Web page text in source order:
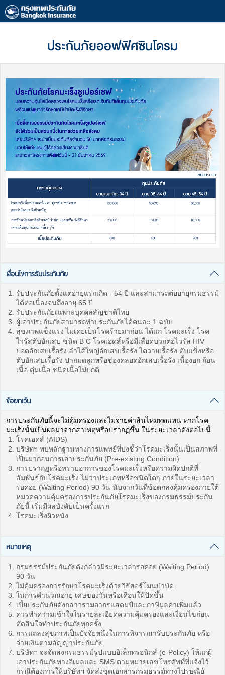
ประกันภัยออฟฟิศซินโดรม
เงื่อนไขการรับประกันภัย
รับประกันภัยตั้งแต่อายุแรกเกิด - 54 ปี และสามารถต่ออายุกรมธรรม์
ได้ต่อเนื่องจนถึงอายุ 65 ปี
รับประกันภัยเฉพาะบุคคลสัญชาติไทย
ผู้เอาประกันภัยสามารถทำประกันภัยได้คนละ 1 ฉบับ
สุขภาพแข็งแรง ไม่เคยเป็นโรคร้ายมาก่อน ได้แก่ โรคมะเร็ง โรค
ไวรัสตับอักเสบ ชนิด B C โรคเอดส์หรือมีเลือดบวกต่อไวรัส HIV
ปอดอักเสบเรื้อรัง ลำไส้ใหญ่อักเสบเรื้อรัง ไตวายเรื้อรัง ตับแข็งหรือ
ตับอักเสบเรื้อรัง ปากมดลูกหรือช่องคลอดอักเสบเรื้อรัง เนื้องอก ก้อน
เนื้อ ตุ่มเนื้อ ชนิดเนื้อไม่ปกติ
ข้อยกเว้น
การประกันภัยนี้จะไม่คุ้มครองและไม่จ่ายค่าสินไหมทดแทน หากโรค
มะเร็งนั้นเป็นผลมาจากสาเหตุหรือปรากฏขึ้น ในระยะเวลาดังต่อไปนี้
โรคเอดส์ (AIDS)
บริษัทฯ พบหลักฐานทางการแพทย์ที่บ่งชี้ว่าโรคมะเร็งนั้นเป็นสภาพที่
เป็นมาก่อนการเอาประกันภัย (Pre-existing Condition)
การปรากฏหรือทราบอาการของโรคมะเร็งหรือความผิดปกติที่
สัมพันธ์กับโรคมะเร็ง ไม่ว่าประเภทหรือชนิดใดๆ ภายในระยะเวลา
รอคอย (Waiting Period) 90 วัน นับจากวันที่ข้อตกลงคุ้มครองภายใต้
หมวดความคุ้มครองการประกันภัยโรคมะเร็งของกรมธรรม์ประกัน
ภัยนี้ เริ่มมีผลบังคับเป็นครั้งแรก
โรคมะเร็งผิวหนัง
หมายเหตุ
กรมธรรม์ประกันภัยดังกล่าวมีระยะเวลารอคอย (Waiting Period)
90 วัน
ไม่คุ้มครองการรักษาโรคมะเร็งด้วยวิธีฮอร์โมนบำบัด
ในการคำนวณอายุ เศษของวันหรือเดือนให้ปัดขึ้น
เบี้ยประกันภัยดังกล่าวรวมอากรแสตมป์และภาษีมูลค่าเพิ่มแล้ว
ควรทำความเข้าใจในรายละเอียดความคุ้มครองและเงื่อนไขก่อน
ตัดสินใจทำประกันภัยทุกครั้ง
การแถลงสุขภาพเป็นปัจจัยหนึ่งในการพิจารณารับประกันภัย หรือ
จ่ายเงินตามสัญญาประกันภัย
บริษัทฯ จะจัดส่งกรมธรรม์รูปแบบอิเล็กทรอนิกส์ (e-Policy) ให้แก่ผู้
เอาประกันภัยทางอีเมลและ SMS ตามหมายเลขโทรศัพท์ที่แจ้งไว้
กรณีต้องการให้บริษัทฯ จัดส่งชุดเอกสารกรมธรรม์ทางไปรษณีย์